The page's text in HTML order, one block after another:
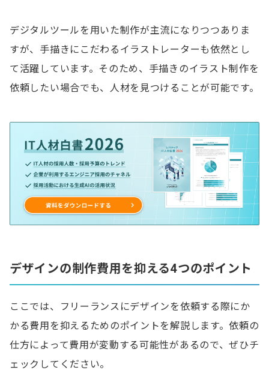
デジタルツールを用いた制作が主流になりつつありま
すが、手描きにこだわるイラストレーターも依然とし
て活躍しています。そのため、手描きのイラスト制作を
依頼したい場合でも、人材を見つけることが可能です。
デザインの制作費用を抑える4つのポイント
ここでは、フリーランスにデザインを依頼する際にか
かる費用を抑えるためのポイントを解説します。依頼の
仕方によって費用が変動する可能性があるので、ぜひチ
ェックしてください。